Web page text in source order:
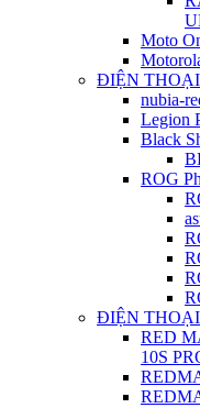
Moto
ĐIỆN
nubia-
Legion
Black
ROG
ĐIỆN
RED
10S